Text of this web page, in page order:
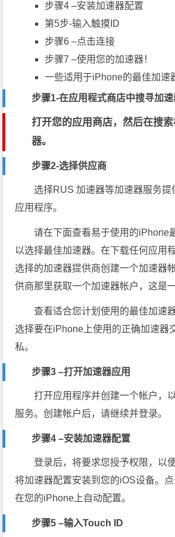
步骤4 –安装加速器配置
第5步-输入触摸ID
步骤6 –点击连接
步骤7 –使用您的加速器！
一些适用于iPhone的最佳加速
步骤1-在应用程式商店中搜寻加
打开您的应用商店，然后在搜
器。
步骤2-选择供应商
选择RUS 加速器等加速器服务提
应用程序。
请在下面查看易于使用的iPhone
以选择最佳加速器。在下载任何应用
选择的加速器提供商创建一个加速器
供商那里获取一个加速器帐户，这是
查看适合您计划使用的最佳加速
选择要在iPhone上使用的正确加速器
私。
步骤3 –打开加速器应用
打开应用程序并创建一个帐户，
服务。创建帐户后，请继续并登录。
步骤4 –安装加速器配置
登录后，将要求您授予权限，以
将加速器配置安装到您的iOS设备。
在您的iPhone上自动配置。
步骤5 –输入Touch ID